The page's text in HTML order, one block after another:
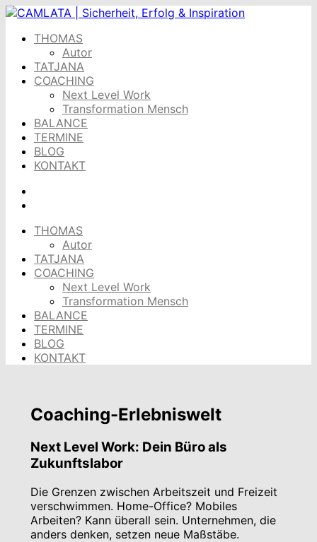
Skip
contentTHOMAS
Autor
TATJANA
COACHING
Next Level Work
Transformation Mensch
BALANCE
TERMINE
BLOG
KONTAKT
THOMAS
Autor
TATJANA
COACHING
Next Level Work
Transformation Mensch
BALANCE
TERMINE
BLOG
KONTAKT
Coaching-Erlebniswelt
Next Level Work: Dein Büro als
Zukunftslabor
Die Grenzen zwischen Arbeitszeit und Freizeit
verschwimmen. Home-Office? Mobiles
Arbeiten? Kann überall sein. Unternehmen, die
anders denken, setzen neue Maßstäbe.